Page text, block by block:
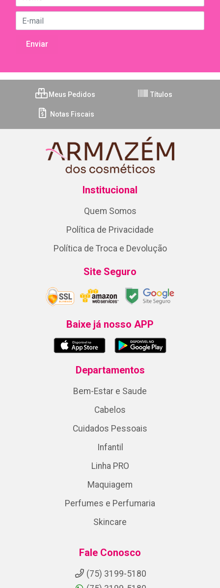
Meus Pedidos Títulos
Notas Fiscais
Institucional
Quem Somos
Política de Privacidade
Política de Troca e Devolução
Site Seguro
Baixe já nosso APP
Departamentos
Bem-Estar e Saude
Cabelos
Cuidados Pessoais
Infantil
Linha PRO
Maquiagem
Perfumes e Perfumaria
Skincare
Fale Conosco
(75) 3199-5180